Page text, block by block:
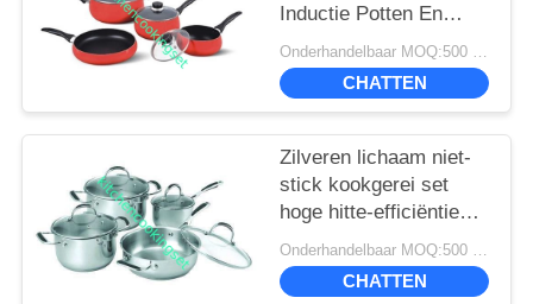
Inductie Potten En
Panen Set
CHATTEN
Zilveren lichaam niet-
stick kookgerei set
hoge hitte-efficiëntie
16cm - 22cm pot
Onderhandelbaar MOQ:500 sets
CHATTEN